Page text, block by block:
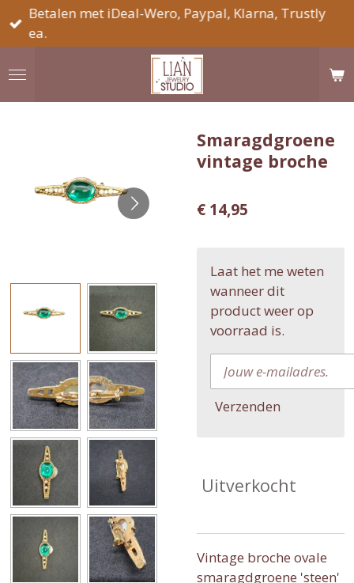
Ga
direct
de
Betalen met iDeal-Wero, Paypal, Klarna, Trustly
ea.
Smaragdgroene
vintage broche
€ 14,95
Laat het me weten
wanneer dit
product weer op
voorraad is.
Verzenden
Uitverkocht
Vintage broche ovale
smaragdgroene 'steen'